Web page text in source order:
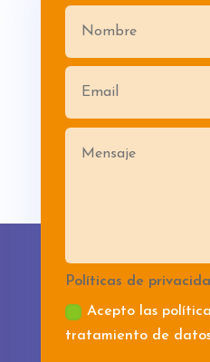
Políticas de
Acepto las
tratamiento de